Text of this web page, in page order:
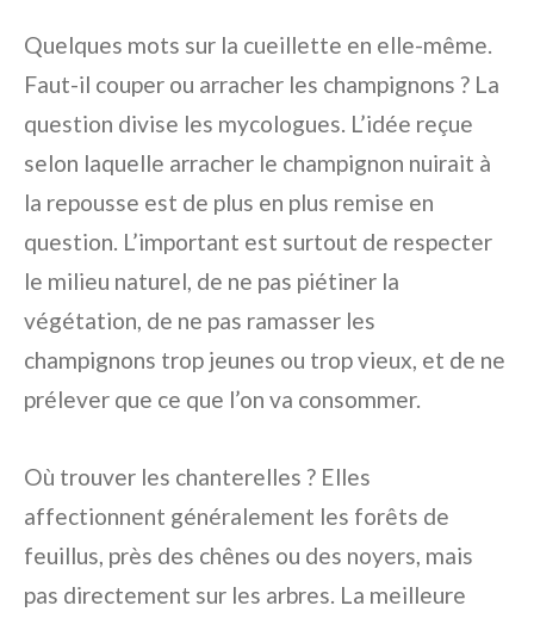
Quelques mots sur la cueillette en elle-même.
Faut-il couper ou arracher les champignons ? La
question divise les mycologues. L’idée reçue
selon laquelle arracher le champignon nuirait à
la repousse est de plus en plus remise en
question. L’important est surtout de respecter
le milieu naturel, de ne pas piétiner la
végétation, de ne pas ramasser les
champignons trop jeunes ou trop vieux, et de ne
prélever que ce que l’on va consommer.
Où trouver les chanterelles ? Elles
affectionnent généralement les forêts de
feuillus, près des chênes ou des noyers, mais
pas directement sur les arbres. La meilleure